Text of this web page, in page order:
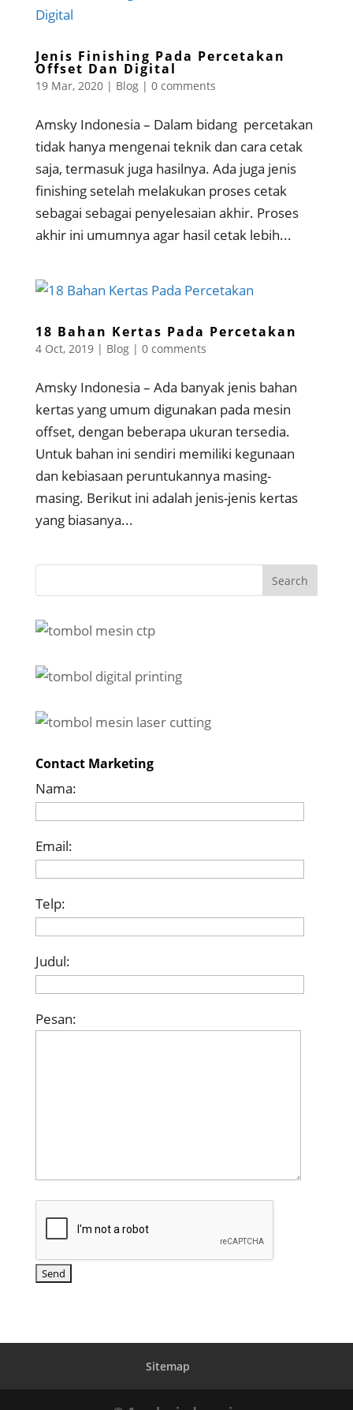
Jenis Finishing Pada Percetakan
Offset Dan Digital
19 Mar, 2020| Blog| 0 comments
Amsky Indonesia – Dalam bidang percetakan
tidak hanya mengenai teknik dan cara cetak
saja, termasuk juga hasilnya. Ada juga jenis
finishing setelah melakukan proses cetak
sebagai sebagai penyelesaian akhir. Proses
akhir ini umumnya agar hasil cetak lebih...
18 Bahan Kertas Pada Percetakan
4 Oct, 2019| Blog| 0 comments
Amsky Indonesia – Ada banyak jenis bahan
kertas yang umum digunakan pada mesin
offset, dengan beberapa ukuran tersedia.
Untuk bahan ini sendiri memiliki kegunaan
dan kebiasaan peruntukannya masing-
masing. Berikut ini adalah jenis-jenis kertas
yang biasanya...
Contact Marketing
Nama:
Email:
Telp:
Judul:
Pesan:
Sitemap